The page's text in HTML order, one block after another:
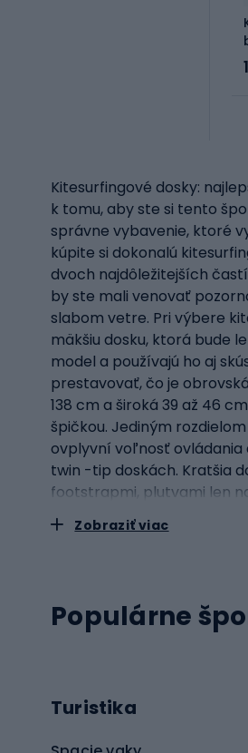
Kitesurfingové dosky:
k tomu, aby ste si tento
správne vybavenie, ktoré
kúpite si dokonalú
dvoch najdôležitejších
by ste mali venovať
slabom vetre. Pri výbere
mäkšiu dosku, ktorá bude
model a používajú ho aj
prestavovať, čo je
138 cm a široká 39 až 46
špičkou. Jediným
ovplyvní voľnosť ovládania
twin -tip doskách. Kratšia
footstrapmi, plutvami len
umožňuje vysoké
nájdete širokú škálu
Zobraziť viac
Populárne
Turistika